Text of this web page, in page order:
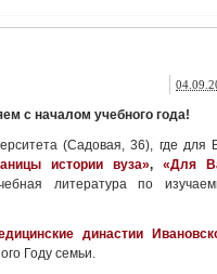
с началом учебного года!
(Садовая, 36), где для
истории вуза»,
«Для
литература по
династии
Году семьи.